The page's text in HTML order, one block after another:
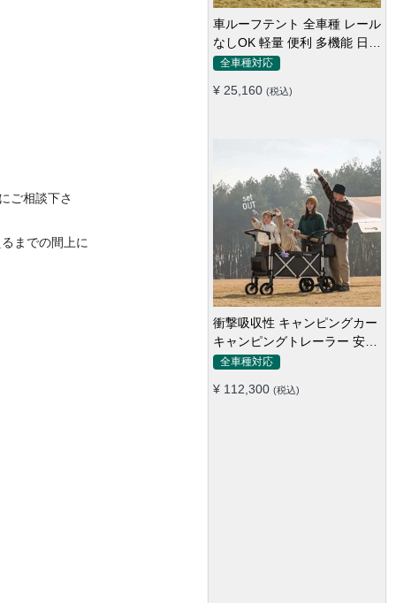
ご相談下さ
までの間上に
小型ミニ冷蔵庫 -20～20℃ 車
載 2ドア ポータブル キャンプ
アウトドア 車中泊 静音
全車種対応
¥ 118,100 (税込)
車載クーラーボックス 釣り 肩
かけベルト -18℃～10℃ 冷凍
冷蔵庫 車中泊 キャンプ 家庭
全車種対応
¥ 102,300 (税込)